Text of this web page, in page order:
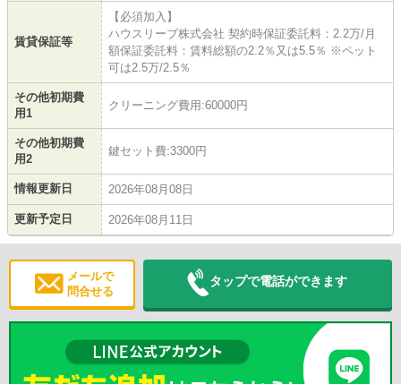
賃貸保証等
【必須加入】
ハウスリーブ株式会社 契約時保証委託料：2.2万/月
額保証委託料：賃料総額の2.2％又は5.5％ ※ペット
可は2.5万/2.5％
その他初期費
用1
クリーニング費用:60000円
その他初期費
用2
鍵セット費:3300円
情報更新日 2026年08月08日
更新予定日 2026年08月11日
メールで
問合せる
タップで電話ができます